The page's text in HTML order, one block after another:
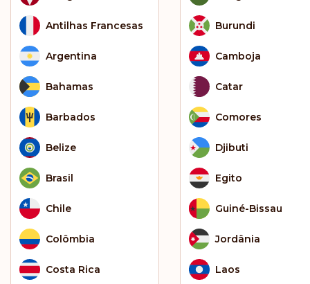
Antilhas Francesas
Argentina
Bahamas
Barbados
Belize
Brasil
Chile
Colômbia
Costa Rica
Burundi
Camboja
Catar
Comores
Djibuti
Egito
Guiné-Bissau
Jordânia
Laos